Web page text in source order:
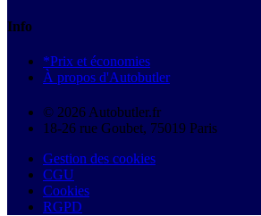
Info
*Prix et économies
À propos d'Autobutler
© 2026 Autobutler.fr
18-26 rue Goubet, 75019 Paris
Gestion des cookies
CGU
Cookies
RGPD